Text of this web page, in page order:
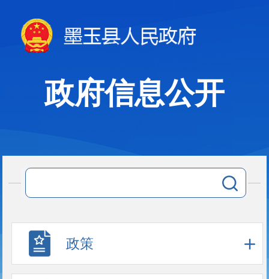
政府信息公开
政策